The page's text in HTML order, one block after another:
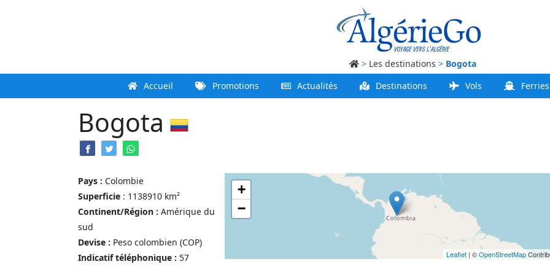
> Les destinations > Bogota
Accueil
Promotions Actualités Destinations Vols Ferries
Bogota
Pays : Colombie
Superficie : 1138910 km²
Continent/Région : Amérique du
sud
Devise : Peso colombien (COP)
Indicatif téléphonique : 57
+
−
Leaflet| ©OpenStreetMap